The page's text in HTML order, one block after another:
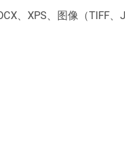
、XPS、图像（TIFF、